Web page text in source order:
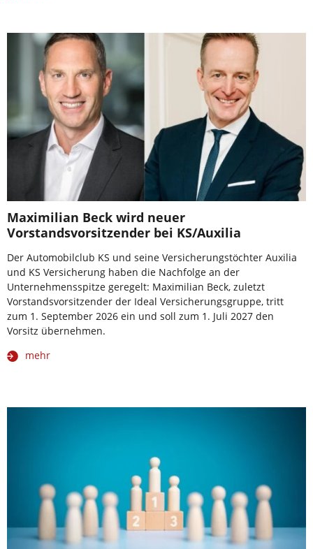
Maximilian Beck wird neuer
Vorstandsvorsitzender bei KS/Auxilia
Der Automobilclub KS und seine Versicherungstöchter Auxilia
und KS Versicherung haben die Nachfolge an der
Unternehmensspitze geregelt: Maximilian Beck, zuletzt
Vorstandsvorsitzender der Ideal Versicherungsgruppe, tritt
zum 1. September 2026 ein und soll zum 1. Juli 2027 den
Vorsitz übernehmen.
mehr